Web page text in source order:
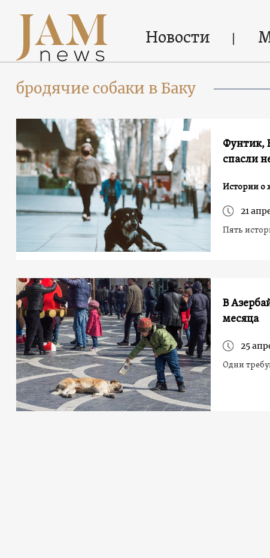
Новости
бродячие собаки в Баку
Фунтик,
спасли
Истории о
21
Пять
В
месяца
25
Одни